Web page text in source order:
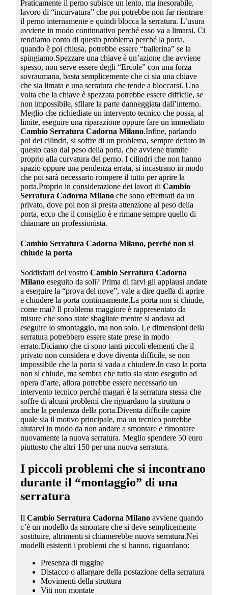
Praticamente il perno subisce un lento, ma inesorabile,
lavoro di “incurvatura” che poi potrebbe non far rientrare
il perno internamente e quindi blocca la serratura. L’usura
avviene in modo continuativo perché esso va a limarsi. Ci
rendiamo conto di questo problema perché la porta,
quando è poi chiusa, potrebbe essere “ballerina” se la
spingiamo.Spezzare una chiave è un’azione che avviene
spesso, non serve essere degli “Ercole” con una forza
sovraumana, basta semplicemente che ci sia una chiave
che sia limata e una serratura che tende a bloccarsi. Una
volta che la chiave è spezzata potrebbe essere difficile, se
non impossibile, sfilare la parte danneggiata dall’interno.
Meglio che richiediate un intervento tecnico che possa, al
limite, eseguire una riparazione oppure fare un immediato
Cambio Serratura Cadorna Milano.Infine, parlando
poi dei cilindri, si soffre di un problema, sempre dettato in
questo caso dal peso della porta, che avviene tramite
proprio alla curvatura del perno. I cilindri che non hanno
spazio oppure una pendenza errata, si incastrano in modo
che poi sarà necessario rompere il tutto per aprire la
porta.Proprio in considerazione dei lavori di Cambio
Serratura Cadorna Milanoche sono effettuati da un
privato, dove poi non si presta attenzione al peso della
porta, ecco che il consiglio è e rimane sempre quello di
chiamare un professionista.
Cambio Serratura Cadorna Milano, perché non si
chiude la porta
Soddisfatti del vostro Cambio Serratura Cadorna
Milanoeseguito da soli? Prima di farvi gli applausi andate
a eseguire la “prova del nove”, vale a dire quella di aprire
e chiudere la porta continuamente.La porta non si chiude,
come mai? Il problema maggiore è rappresentato da
misure che sono state sbagliate mentre si andava ad
eseguire lo smontaggio, ma non solo. Le dimensioni della
serratura potrebbero essere state prese in modo
errato.Diciamo che ci sono tanti piccoli elementi che il
privato non considera e dove diventa difficile, se non
impossibile che la porta si vada a chiudere.In caso la porta
non si chiude, ma sembra che tutto sia stato eseguito ad
opera d’arte, allora potrebbe essere necessario un
intervento tecnico perché magari è la serratura stessa che
soffre di alcuni problemi che riguardano la struttura o
anche la pendenza della porta.Diventa difficile capire
quale sia il motivo principale, ma un tecnico potrebbe
aiutarvi in modo da non andare a smontare e rimontare
nuovamente la nuova serratura. Meglio spendere 50 euro
piuttosto che altri 150 per una nuova serratura.
I piccoli problemi che si incontrano
durante il “montaggio” di una
serratura
Il Cambio Serratura Cadorna Milanoavviene quando
c’è un modello da smontare che si deve semplicemente
sostituire, altrimenti si chiamerebbe nuova serratura.Nei
modelli esistenti i problemi che si hanno, riguardano:
Presenza di ruggine
Distacco o allargare della postazione della serratura
Movimenti della struttura
Viti non montate